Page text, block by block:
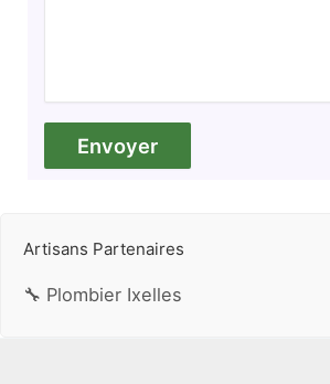
Artisans Partenaires
🔧 Plombier Ixelles